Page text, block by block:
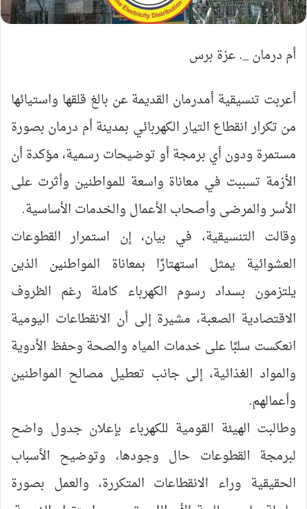
أم درمان _. عزة برس
أعربت تنسيقية أمدرمان القديمة عن بالغ قلقها واستيائها
من تكرار انقطاع التيار الكهربائي بمدينة أم درمان بصورة
مستمرة ودون أي برمجة أو توضيحات رسمية، مؤكدة أن
الأزمة تسببت في معاناة واسعة للمواطنين وأثرت على
الأسر والمرضى وأصحاب الأعمال والخدمات الأساسية.
وقالت التنسيقية، في بيان، إن استمرار القطوعات
العشوائية يمثل استهتارًا بمعاناة المواطنين الذين
يلتزمون بسداد رسوم الكهرباء كاملة رغم الظروف
الاقتصادية الصعبة، مشيرة إلى أن الانقطاعات اليومية
انعكست سلبًا على خدمات المياه والصحة وحفظ الأدوية
والمواد الغذائية، إلى جانب تعطيل مصالح المواطنين
وأعمالهم.
وطالبت الهيئة القومية للكهرباء بإعلان جدول واضح
لبرمجة القطوعات حال وجودها، وتوضيح الأسباب
الحقيقية وراء الانقطاعات المتكررة، والعمل بصورة